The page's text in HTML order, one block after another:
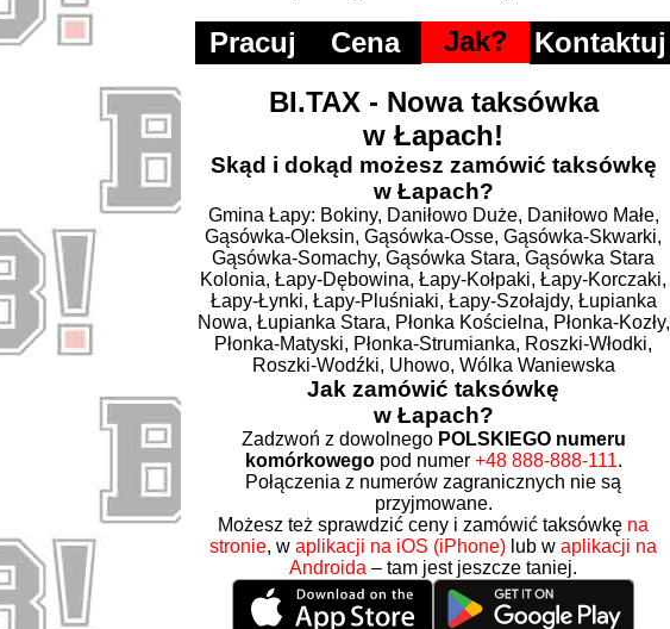
Pracuj Cena Jak?
Kontaktuj
BI.TAX - Nowa taksówka
w Łapach!
Skąd i dokąd możesz zamówić taksówkę
w Łapach?
Gmina Łapy: Bokiny, Daniłowo Duże, Daniłowo Małe,
Gąsówka-Oleksin, Gąsówka-Osse, Gąsówka-Skwarki,
Gąsówka-Somachy, Gąsówka Stara, Gąsówka Stara
Kolonia, Łapy-Dębowina, Łapy-Kołpaki, Łapy-Korczaki,
Łapy-Łynki, Łapy-Pluśniaki, Łapy-Szołajdy, Łupianka
Nowa, Łupianka Stara, Płonka Kościelna, Płonka-Kozły,
Płonka-Matyski, Płonka-Strumianka, Roszki-Włodki,
Roszki-Wodźki, Uhowo, Wólka Waniewska
Jak zamówić taksówkę
w Łapach?
Zadzwoń z dowolnego POLSKIEGO numeru
komórkowegopod numer +48 888-888-111.
Połączenia z numerów zagranicznych nie są
przyjmowane.
Możesz też sprawdzić ceny i zamówić taksówkę na
stronie, w aplikacji na iOS (iPhone) lub w aplikacji na
Androida – tam jest jeszcze taniej.